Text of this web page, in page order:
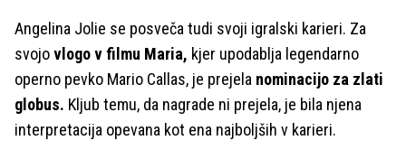
Angelina Jolie se posveča tudi svoji igralski karieri. Za
svojovlogo v filmu Maria, kjer upodablja legendarno
operno pevko Mario Callas, je prejela nominacijo za zlati
globus. Kljub temu, da nagrade ni prejela, je bila njena
interpretacija opevana kot ena najboljših v karieri.